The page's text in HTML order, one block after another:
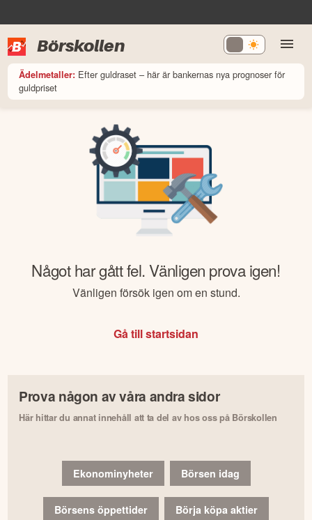
Börskollen
Ädelmetaller: Efter guldraset – här är bankernas nya prognoser för
guldpriset
Något har gått fel. Vänligen prova igen!
Vänligen försök igen om en stund.
Gå till startsidan
Prova någon av våra andra sidor
Här hittar du annat innehåll att ta del av hos oss på Börskollen
Ekonominyheter Börsen idag
Börsens öppettider Börja köpa aktier